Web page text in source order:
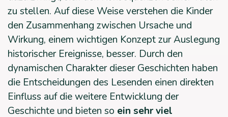
zu stellen. Auf diese Weise verstehen die Kinder
den Zusammenhang zwischen Ursache und
Wirkung, einem wichtigen Konzept zur Auslegung
historischer Ereignisse, besser. Durch den
dynamischen Charakter dieser Geschichten haben
die Entscheidungen des Lesenden einen direkten
Einfluss auf die weitere Entwicklung der
Geschichte und bieten so ein sehr viel